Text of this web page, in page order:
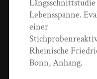
Lebensspanne.
einer
Rheinische
Bonn, Anhang.